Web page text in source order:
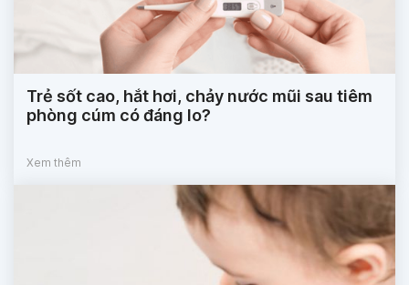
Trẻ sốt cao, hắt hơi, chảy nước mũi sau tiêm
phòng cúm có đáng lo?
Xem thêm